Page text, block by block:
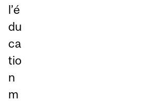
l’é
du
ca
tio
n
m